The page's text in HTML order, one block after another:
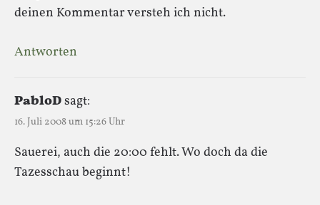
deinen Kommentar versteh ich nicht.
Antworten
PabloDsagt:
16. Juli 2008 um 15:26 Uhr
Sauerei, auch die 20:00 fehlt. Wo doch da die
Tazesschau beginnt!